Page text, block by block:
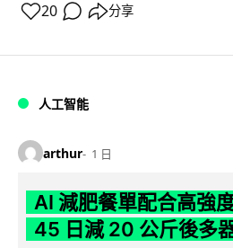
20 分享
人工智能
arthur 1 日
AI 減肥餐單配合高強
45 日減 20 公斤後多